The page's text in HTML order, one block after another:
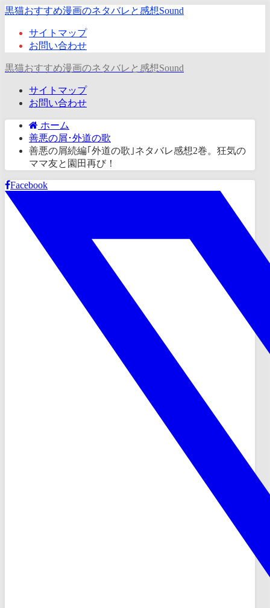
黒猫おすすめ漫画のネタバレと感想Sound
サイトマップ
お問い合わせ
黒猫おすすめ漫画のネタバレと感想Sound
サイトマップ
お問い合わせ
ホーム
善悪の屑･外道の歌
善悪の屑続編｢外道の歌｣ネタバレ感想2巻。狂気の
ママ友と園田再び！
Facebook